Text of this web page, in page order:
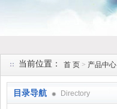
当前位置： 首 页 > 产品中心
目录导航 Directory